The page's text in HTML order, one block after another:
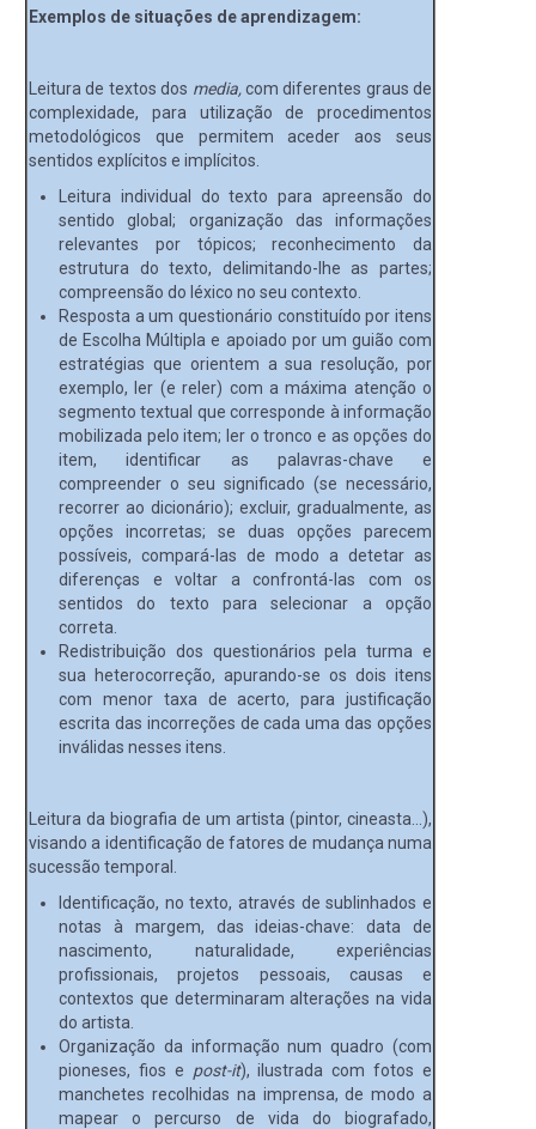
Exemplos de situações de aprendizagem:
Leitura de textos dos media,com diferentes graus de
complexidade, para utilização de procedimentos
metodológicos que permitem aceder aos seus
sentidos explícitos e implícitos.
Leitura individual do texto para apreensão do
sentido global; organização das informações
relevantes por tópicos; reconhecimento da
estrutura do texto, delimitando-lhe as partes;
compreensão do léxico no seu contexto.
Resposta a um questionário constituído por itens
de Escolha Múltipla e apoiado por um guião com
estratégias que orientem a sua resolução, por
exemplo, ler (e reler) com a máxima atenção o
segmento textual que corresponde à informação
mobilizada pelo item; ler o tronco e as opções do
item, identificar as palavras-chave e
compreender o seu significado (se necessário,
recorrer ao dicionário); excluir, gradualmente, as
opções incorretas; se duas opções parecem
possíveis, compará-las de modo a detetar as
diferenças e voltar a confrontá-las com os
sentidos do texto para selecionar a opção
correta.
Redistribuição dos questionários pela turma e
sua heterocorreção, apurando-se os dois itens
com menor taxa de acerto, para justificação
escrita das incorreções de cada uma das opções
inválidas nesses itens.
Leitura da biografia de um artista (pintor, cineasta…),
visando a identificação de fatores de mudança numa
sucessão temporal.
Identificação, no texto, através de sublinhados e
notas à margem, das ideias-chave: data de
nascimento, naturalidade, experiências
profissionais, projetos pessoais, causas e
contextos que determinaram alterações na vida
do artista.
Organização da informação num quadro (com
pioneses, fios e post-it), ilustrada com fotos e
manchetes recolhidas na imprensa, de modo a
mapear o percurso de vida do biografado,